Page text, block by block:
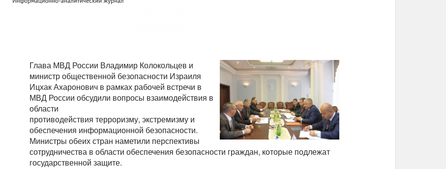
Глава МВД России Владимир Колокольцев и
министр общественной безопасности Израиля
Ицхак Ахаронович в рамках рабочей встречи в
МВД России обсудили вопросы взаимодействия в
области
противодействия терроризму, экстремизму и
обеспечения информационной безопасности.
Министры обеих стран наметили перспективы
сотрудничества в области обеспечения безопасности граждан, которые подлежат
государственной защите.